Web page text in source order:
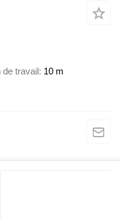
de travail 10 m